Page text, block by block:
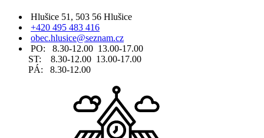
Hlušice 51, 503 56 Hlušice
+420 495 483 416
obec.hlusice@seznam.cz
PO: 8.30-12.00 13.00-17.00
ST: 8.30-12.00 13.00-17.00
PÁ: 8.30-12.00